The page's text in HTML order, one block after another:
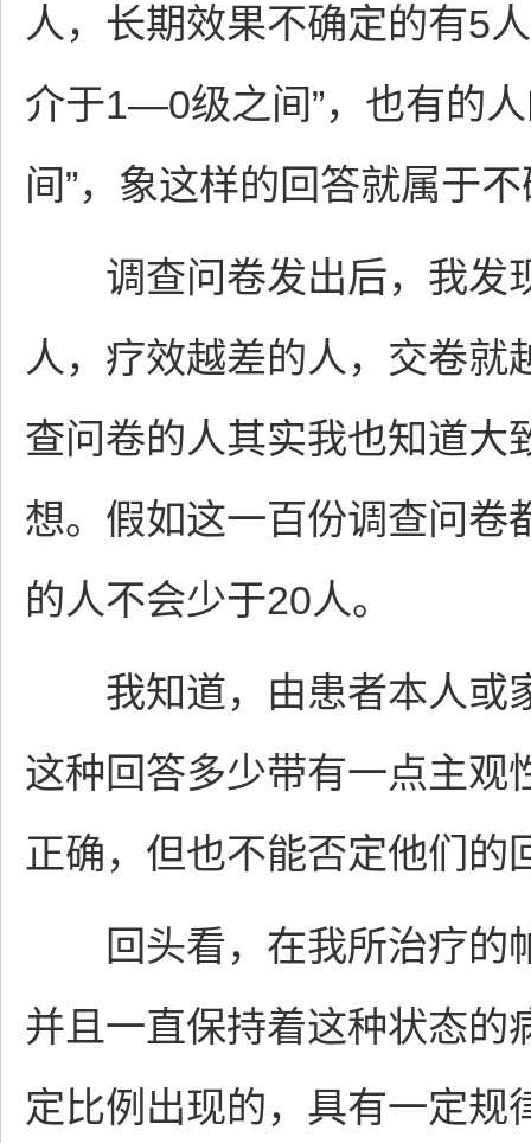
人，长期效果不确定的有5
介于1—0级之间”，也有的
间”，象这样的回答就属于
调查问卷发出后，我发
人，疗效越差的人，交卷就
查问卷的人其实我也知道大
想。假如这一百份调查问卷
的人不会少于20人。
我知道，由患者本人或
这种回答多少带有一点主观
正确，但也不能否定他们的
回头看，在我所治疗的
并且一直保持着这种状态的
定比例出现的，具有一定规